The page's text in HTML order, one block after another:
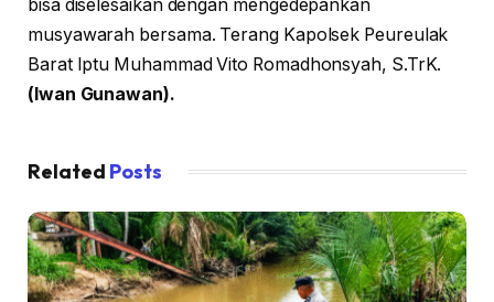
bisa diselesaikan dengan mengedepankan
musyawarah bersama. Terang Kapolsek Peureulak
Barat Iptu Muhammad Vito Romadhonsyah, S.TrK.
(Iwan Gunawan).
Related Posts